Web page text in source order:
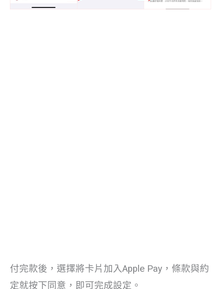
付完款後，選擇將卡片加入Apple Pay，條款與約
定就按下同意，即可完成設定。